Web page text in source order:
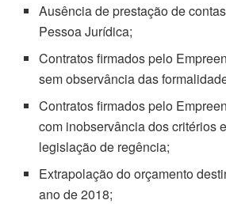
Ausência de prestação de
Pessoa Jurídica;
Contratos firmados pelo
sem observância das
Contratos firmados pelo
com inobservância dos critérios
legislação de regência;
Extrapolação do orçamento
ano de 2018;